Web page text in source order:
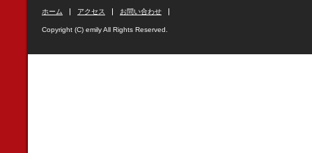
ホーム アクセス お問い合わせ
Copyright (C) emily All Rights Reserved.